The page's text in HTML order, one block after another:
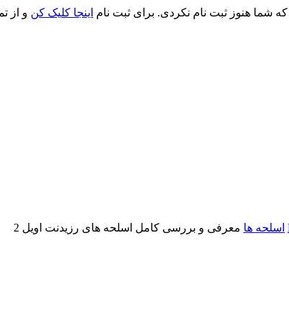
شما هنوز ثبت نام نکردی. برای ثبت نام اینجا کلیک کن و از
اسلحه ها معرفی و بررسی کامل اسلحه های رزیدنت اویل 2